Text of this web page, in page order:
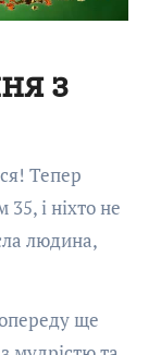
з
Тепер
і ніхто не
людина,
ще